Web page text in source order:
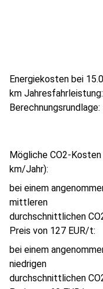
Energiekosten bei
km Jahresfahrleistung:
Berechnungsrundlage:
Mögliche CO2-
km/Jahr):
bei einem
mittleren
durchschnittlichen
Preis von 127 EUR/t:
bei einem
niedrigen
durchschnittlichen